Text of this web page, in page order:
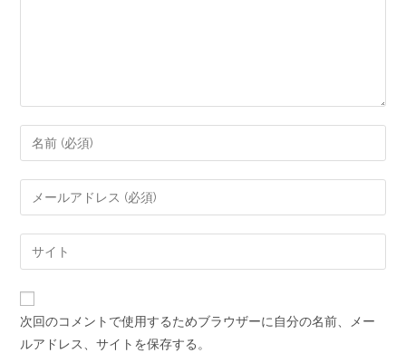
次回のコメントで使用するためブラウザーに自分の名前、メー
ルアドレス、サイトを保存する。